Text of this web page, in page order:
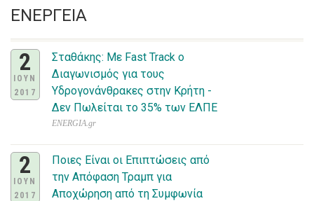
ΕΝΕΡΓΕΙΑ
2
ΙΟΥΝ
2017
Σταθάκης: Με Fast Track ο
Διαγωνισμός για τους
Υδρογονάνθρακες στην Κρήτη -
Δεν Πωλείται το 35% των ΕΛΠΕ
ENERGIA.gr
2
ΙΟΥΝ
2017
Ποιες Είναι οι Επιπτώσεις από
την Απόφαση Τραμπ για
Αποχώρηση από τη Συμφωνία